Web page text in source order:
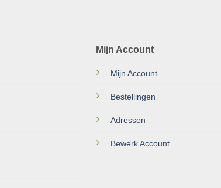
Mijn Account
Mijn Account
Bestellingen
Adressen
Bewerk Account